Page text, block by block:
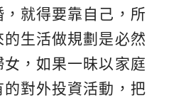
就得要靠自己，所
生活做規劃是必然
，如果一昧以家庭
對外投資活動，把